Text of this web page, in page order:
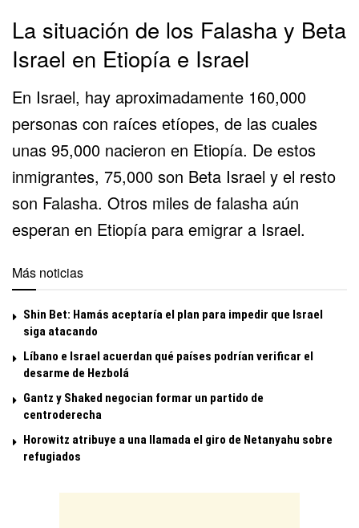
La situación de los Falasha y Beta
Israel en Etiopía e Israel
En Israel, hay aproximadamente 160,000
personas con raíces etíopes, de las cuales
unas 95,000 nacieron en Etiopía. De estos
inmigrantes, 75,000 son Beta Israel y el resto
son Falasha. Otros miles de falasha aún
esperan en Etiopía para emigrar a Israel.
Más noticias
Shin Bet: Hamás aceptaría el plan para impedir que Israel
siga atacando
Líbano e Israel acuerdan qué países podrían verificar el
desarme de Hezbolá
Gantz y Shaked negocian formar un partido de
centroderecha
Horowitz atribuye a una llamada el giro de Netanyahu sobre
refugiados